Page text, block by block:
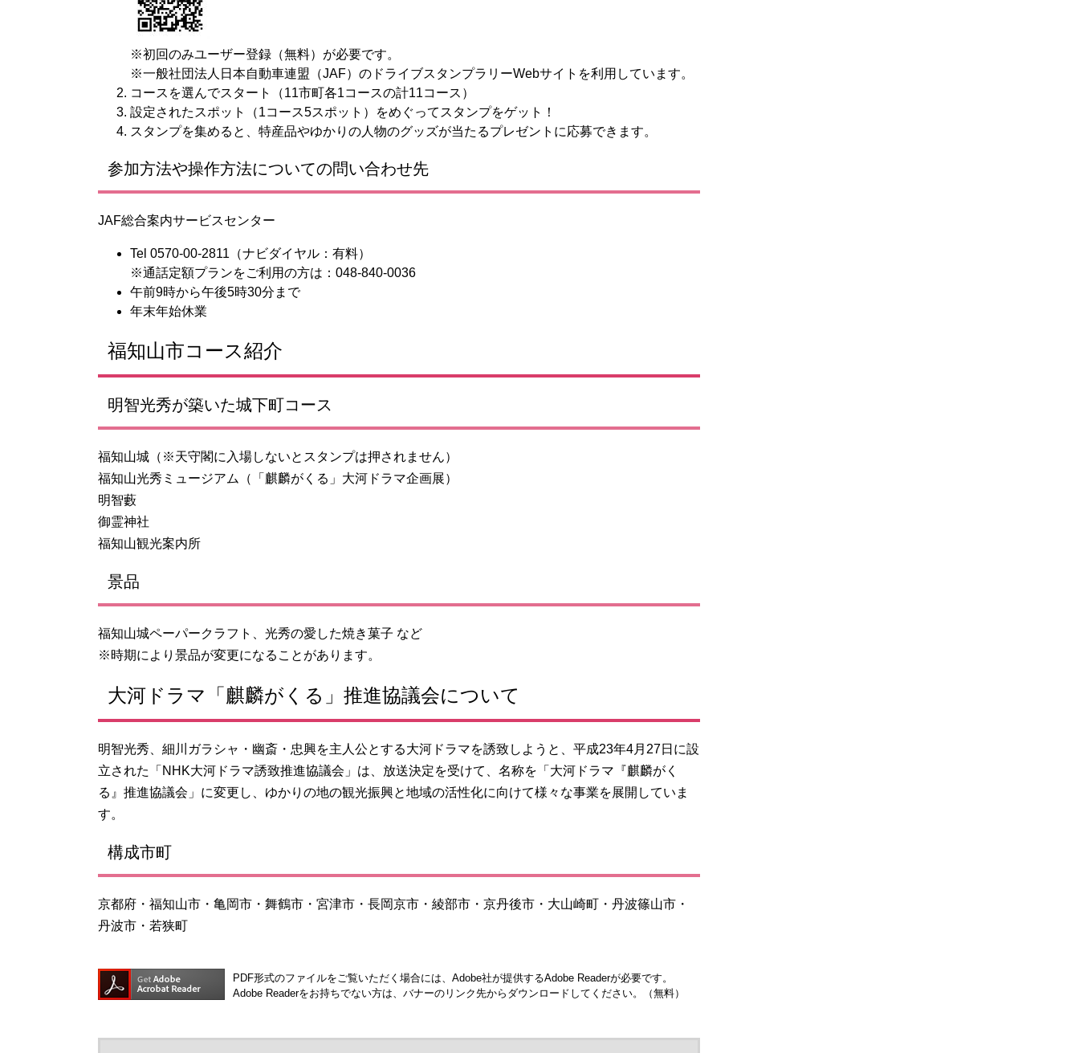
※初回のみユーザー登録（無料）が必要です。
※一般社団法人日本自動車連盟（JAF）のドライブスタンプラリーWebサイトを利用しています。
コースを選んでスタート（11市町各1コースの計11コース）
設定されたスポット（1コース5スポット）をめぐってスタンプをゲット！
スタンプを集めると、特産品やゆかりの人物のグッズが当たるプレゼントに応募できます。
参加方法や操作方法についての問い合わせ先
JAF総合案内サービスセンター
Tel 0570-00-2811（ナビダイヤル：有料）
※通話定額プランをご利用の方は：048-840-0036
午前9時から午後5時30分まで
年末年始休業
福知山市コース紹介
明智光秀が築いた城下町コース
福知山城（※天守閣に入場しないとスタンプは押されません）
福知山光秀ミュージアム（「麒麟がくる」大河ドラマ企画展）
明智藪
御霊神社
福知山観光案内所
景品
福知山城ペーパークラフト、光秀の愛した焼き菓子 など
※時期により景品が変更になることがあります。
大河ドラマ「麒麟がくる」推進協議会について
明智光秀、細川ガラシャ・幽斎・忠興を主人公とする大河ドラマを誘致しようと、平成23年4月27日に設
立された「NHK大河ドラマ誘致推進協議会」は、放送決定を受けて、名称を「大河ドラマ『麒麟がく
る』推進協議会」に変更し、ゆかりの地の観光振興と地域の活性化に向けて様々な事業を展開していま
す。
構成市町
京都府・福知山市・亀岡市・舞鶴市・宮津市・長岡京市・綾部市・京丹後市・大山崎町・丹波篠山市・
丹波市・若狭町
PDF形式のファイルをご覧いただく場合には、Adobe社が提供するAdobe Readerが必要です。
Adobe Readerをお持ちでない方は、バナーのリンク先からダウンロードしてください。（無料）